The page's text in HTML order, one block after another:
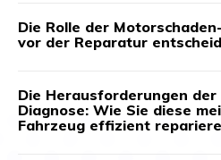
Die Rolle der
vor der Reparatur
Die Herausforderungen
Diagnose: Wie Sie diese
Fahrzeug effizient